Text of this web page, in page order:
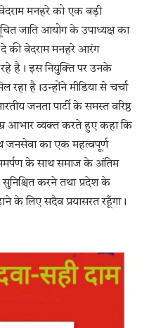
मनहरे को एक बड़ी
जाति आयोग के उपाध्यक्ष का
दे की वेदराम मनहरे आरंग
है। इस नियुक्ति पर उनके
है।उन्होंने मीडिया से चर्चा
जनता पार्टी के समस्त वरिष्ठ
आभार व्यक्त करते हुए कहा कि
जनसेवा का एक महत्वपूर्ण
समर्पण के साथ समाज के अंतिम
करने तथा प्रदेश के
के लिए सदैव प्रयासरत रहूँगा।